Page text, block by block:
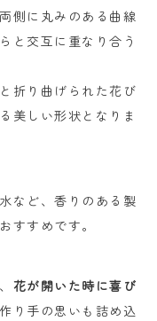
側に丸みのある曲線
と交互に重なり合う
折り曲げられた花び
美しい形状となりま
など、香りのある製
すすめです。
花が開いた時に喜び
り手の思いも詰め込